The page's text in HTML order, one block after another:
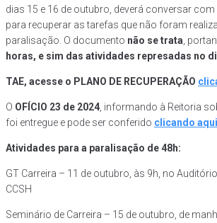
dias 15 e 16 de outubro, deverá conversar
para recuperar as tarefas que não foram
paralisação. O documento não se trata,
horas, e sim das atividades represadas no
TAE, acesse o PLANO DE RECUPERAÇÃO
O OFÍCIO 23 de 2024, informando à Reitoria
foi entregue e pode ser conferido clicando aqui
Atividades para a paralisação de 48h:
GT Carreira – 11 de outubro, às 9h, no
CCSH
Seminário de Carreira – 15 de outubro, de